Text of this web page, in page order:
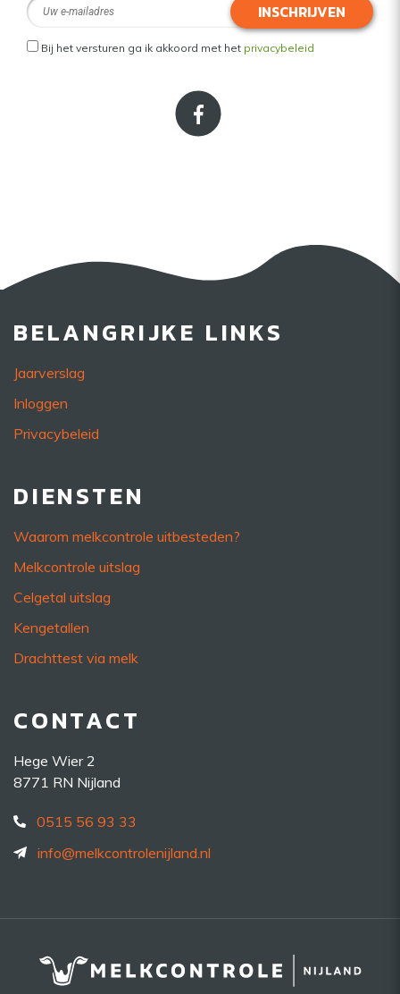
INSCHRIJVEN
Bij het versturen ga ik akkoord met het privacybeleid
BELANGRIJKE LINKS
Jaarverslag
Inloggen
Privacybeleid
DIENSTEN
Waarom melkcontrole uitbesteden?
Melkcontrole uitslag
Celgetal uitslag
Kengetallen
Drachttest via melk
CONTACT
Hege Wier 2
8771 RN Nijland
0515 56 93 33
info@melkcontrolenijland.nl